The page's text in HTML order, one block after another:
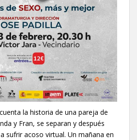
cuenta la historia de una pareja de
y Fran, se separan y después
sufrir acoso virtual. Un mañana en